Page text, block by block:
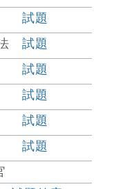
試題
試題
試題
試題
試題
試題